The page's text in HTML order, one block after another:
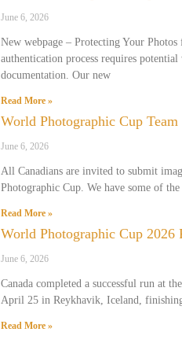
June 6, 2026
New webpage – Protecting Your
authentication process requires
documentation. Our new
Read More »
World Photographic Cup Team
June 6, 2026
All Canadians are invited to submit
Photographic Cup. We have some of
Read More »
World Photographic Cup 2026
June 6, 2026
Canada completed a successful run at
April 25 in Reykhavik, Iceland,
Read More »